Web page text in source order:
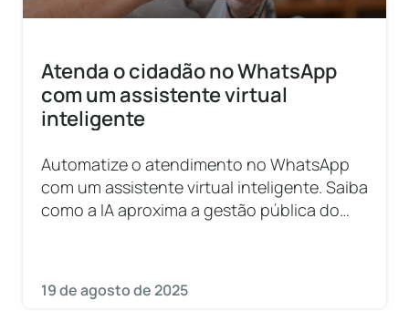
Atenda o cidadão no WhatsApp
com um assistente virtual
inteligente
Automatize o atendimento no WhatsApp
com um assistente virtual inteligente. Saiba
como a IA aproxima a gestão pública do
19 de agosto de 2025